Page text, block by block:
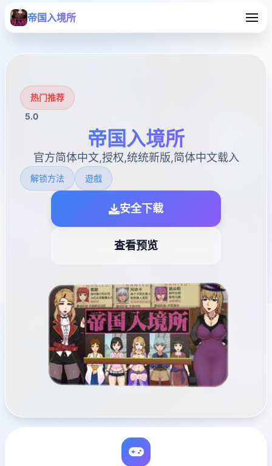
帝国入境所
热门推荐
5.0
帝国入境所
官方简体中文,授权,统统新版,简体中文载入
解锁方法 遊戲
安全下载
查看预览